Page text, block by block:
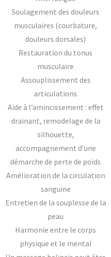
Soulagement des douleurs
musculaires (courbature,
douleurs dorsales)
Restauration du tonus
musculaire
Assouplissement des
articulations
Aide à l’amincissement : effet
drainant, remodelage de la
silhouette,
accompagnement d’une
démarche de perte de poids
Amélioration de la circulation
sanguine
Entretien de la souplesse de la
peau
Harmonie entre le corps
physique et le mental